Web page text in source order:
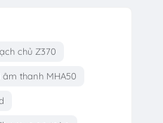
chủ Z370
thanh MHA50